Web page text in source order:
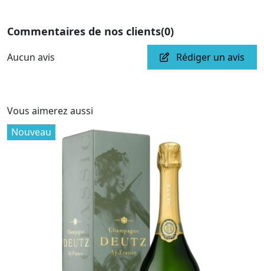
Commentaires de nos clients(0)
Aucun avis Rédiger un avis
Vous aimerez aussi
Nouveau